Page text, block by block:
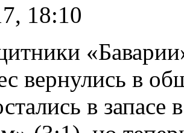
18:10
вернулись в
в